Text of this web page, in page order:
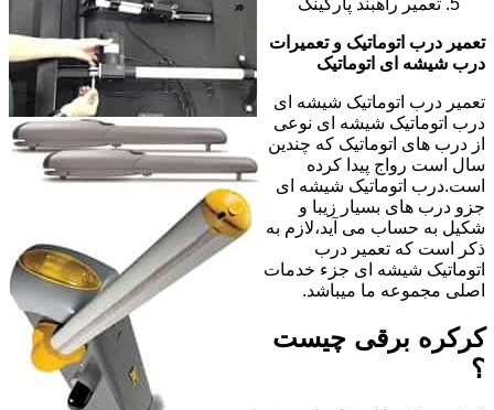
تعمیر راهبند پارکینگ
تعمیر درب اتوماتیک و تعمیرات
درب شیشه ای اتوماتیک
تعمیر درب اتوماتیک شیشه ای
درب اتوماتیک شیشه ای نوعی
از درب های اتوماتیک که چندین
سال است رواج پیدا کرده
است.درب اتوماتیک شیشه ای
جزو درب های بسیار زیبا و
شکیل به حساب می آید،لازم به
ذکر است که تعمیر درب
اتوماتیک شیشه ای جزء خدمات
اصلی مجموعه ما میباشد.
کرکره برقی چیست
؟